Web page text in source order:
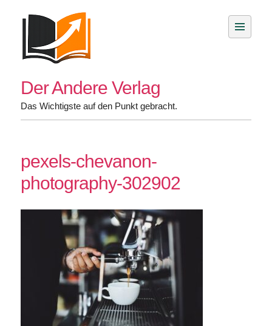
Der Andere Verlag
Das Wichtigste auf den Punkt gebracht.
pexels-chevanon-
photography-302902